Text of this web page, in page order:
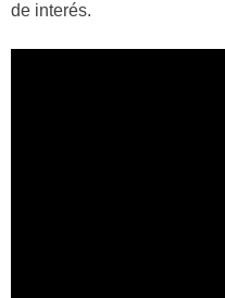
de interés.